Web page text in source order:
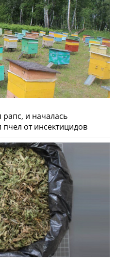
рапс, и началась
от инсектицидов